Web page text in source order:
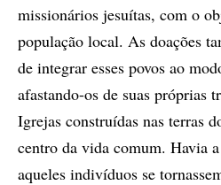
missionários jesuítas, com o
população local. As doações
de integrar esses povos ao
afastando-os de suas próprias
Igrejas construídas nas terras
centro da vida comum. Havia
aqueles indivíduos se